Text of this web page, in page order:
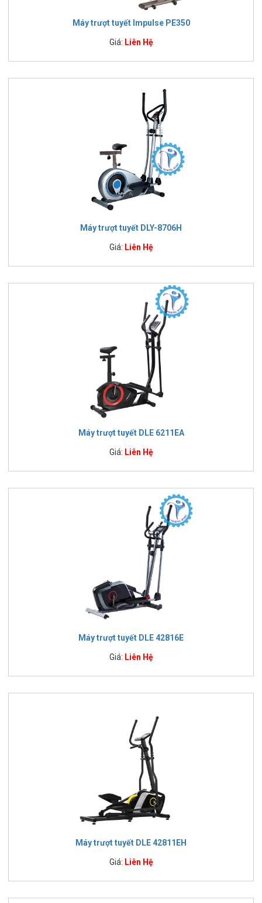
Máy trượt tuyết Impulse PE350
Giá: Liên Hệ
Máy trượt tuyết DLY-8706H
Giá: Liên Hệ
Máy trượt tuyết DLE 6211EA
Giá: Liên Hệ
Máy trượt tuyết DLE 42816E
Giá: Liên Hệ
Máy trượt tuyết DLE 42811EH
Giá: Liên Hệ